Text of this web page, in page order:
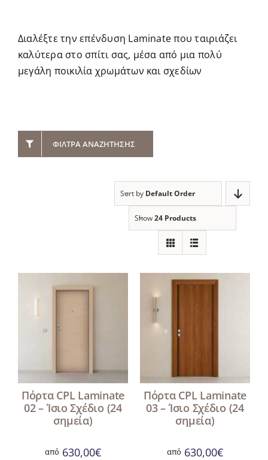
Διαλέξτε την επένδυση Laminate που ταιριάζει
καλύτερα στο σπίτι σας, μέσα από μια πολύ
μεγάλη ποικιλία χρωμάτων και σχεδίων
ΦΊΛΤΡΑ ΑΝΑΖΉΤΗΣΗΣ
Sort by Default Order
Show24 Products
Πόρτα CPL Laminate
02 – Ίσιο Σχέδιο (24
σημεία)
από 630,00€
Πόρτα CPL Laminate
03 – Ίσιο Σχέδιο (24
σημεία)
από 630,00€